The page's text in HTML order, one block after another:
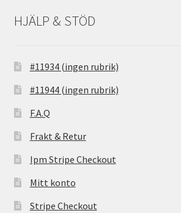
HJÄLP & STÖD
#11934 (ingen rubrik)
#11944 (ingen rubrik)
F.A.Q
Frakt & Retur
Ipm Stripe Checkout
Mitt konto
Stripe Checkout